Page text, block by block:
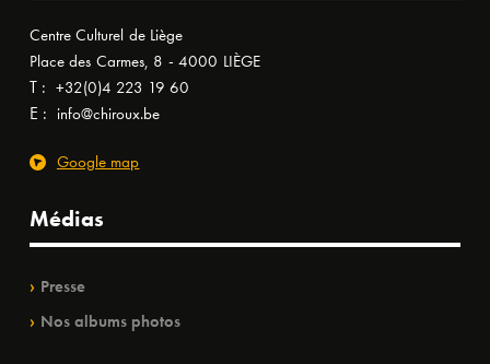
Centre Culturel de Liège
Place des Carmes, 8 - 4000 LIÈGE
T : +32(0)4 223 19 60
E : info@chiroux.be
Google map
Médias
Presse
Nos albums photos